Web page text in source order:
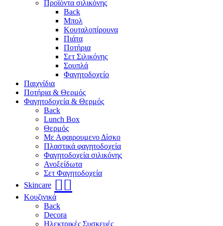
Προϊόντα σιλικόνης
Back
Μπολ
Κουταλοπίρουνα
Πιάτα
Ποτήρια
Σετ Σιλικόνης
Σουπλά
Φαγητοδοχείο
Παιχνίδια
Ποτήρια & Θερμός
Φαγητοδοχεία & Θερμός
Back
Lunch Box
Θερμός
Με Αφαιρουμενο Δίσκο
Πλαστικά φαγητοδοχεία
Φαγητοδοχεία σιλικόνης
Ανοξείδωτα
Σετ Φαγητοδοχεία
Skincare 🧖‍♀️
Κουζινικά
Back
Decora
Ηλεκτρικές Συσκευές